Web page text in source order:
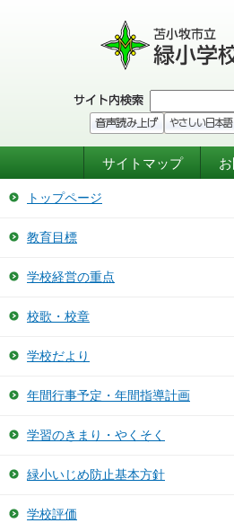
サイトマップ
トップページ
教育目標
学校経営の重点
校歌・校章
学校だより
年間行事予定・年間指導計画
学習のきまり・やくそく
緑小いじめ防止基本方針
学校評価